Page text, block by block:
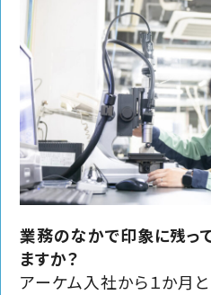
業務のなかで印象に残っ
ますか？
アーケム入社から１か月